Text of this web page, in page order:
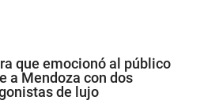
que emocionó al público
a Mendoza con dos
de lujo